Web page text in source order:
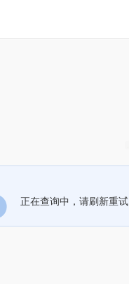
正在查询中，请刷新重试